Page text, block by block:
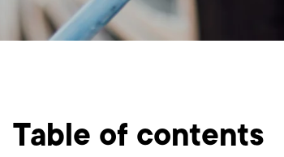
Table of contents